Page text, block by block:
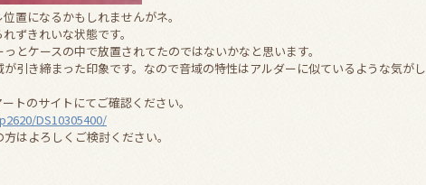
置になるかもしれませんがネ。
ずきれいな状態です。
とケースの中で放置されてたのではないかなと思います。
引き締まった印象です。なので音域の特性はアルダーに似ているような気がし
トのサイトにてご確認ください。
DS10305400/
はよろしくご検討ください。